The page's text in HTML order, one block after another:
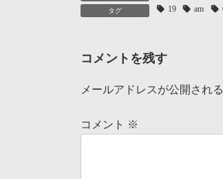
タグ 19 am
コメントを残す
メールアドレスが公開され
コメント ※